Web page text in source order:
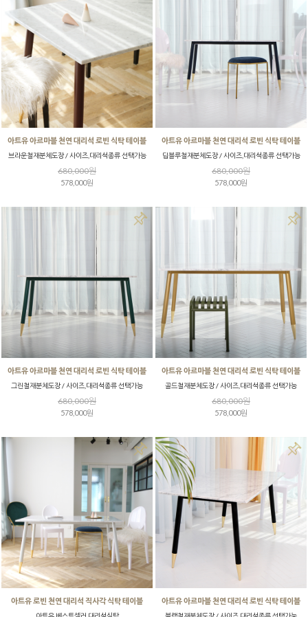
아트유 아르마블 천연 대리석 로빈 식탁 테이블
브라운철재분체도장 / 사이즈,대리석종류 선택가능
680,000원
578,000원
아트유 아르마블 천연 대리석 로빈 식탁 테이블
딥블루철재분체도장 / 사이즈,대리석종류 선택가능
680,000원
578,000원
아트유 아르마블 천연 대리석 로빈 식탁 테이블
그린철재분체도장 / 사이즈,대리석종류 선택가능
680,000원
578,000원
아트유 아르마블 천연 대리석 로빈 식탁 테이블
골드철재분체도장 / 사이즈,대리석종류 선택가능
680,000원
578,000원
아트유 로빈 천연 대리석 직사각 식탁 테이블 아트유 아르마블 천연 대리석 로빈 식탁 테이블